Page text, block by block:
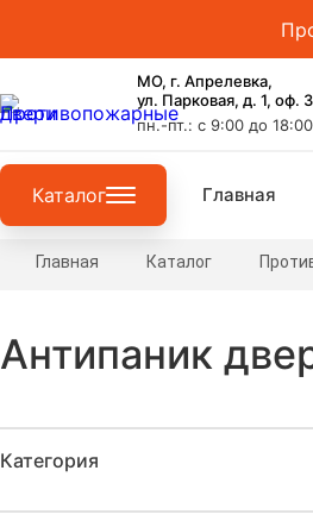
МО, г. Апрелевка,
ул. Парковая, д. 1, оф.
пн.-пт.: с 9:00 до 18:00
Каталог
Двери
Люки
Двери не
Главная
Главная Каталог
Антипаник
Категория